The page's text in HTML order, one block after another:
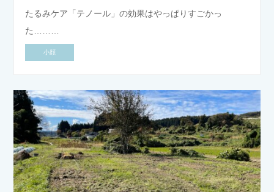
たるみケア「テノール」の効果はやっぱりすごかっ
た………
小顔